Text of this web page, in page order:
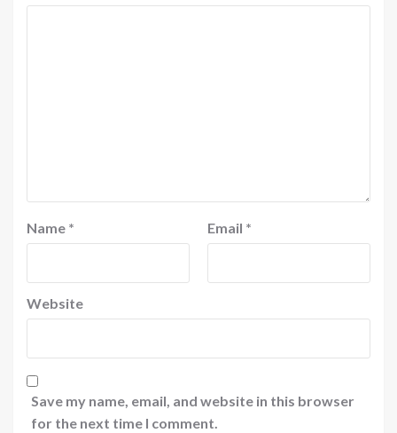
Name * Email *
Website
Save my name, email, and website in this browser
for the next time I comment.